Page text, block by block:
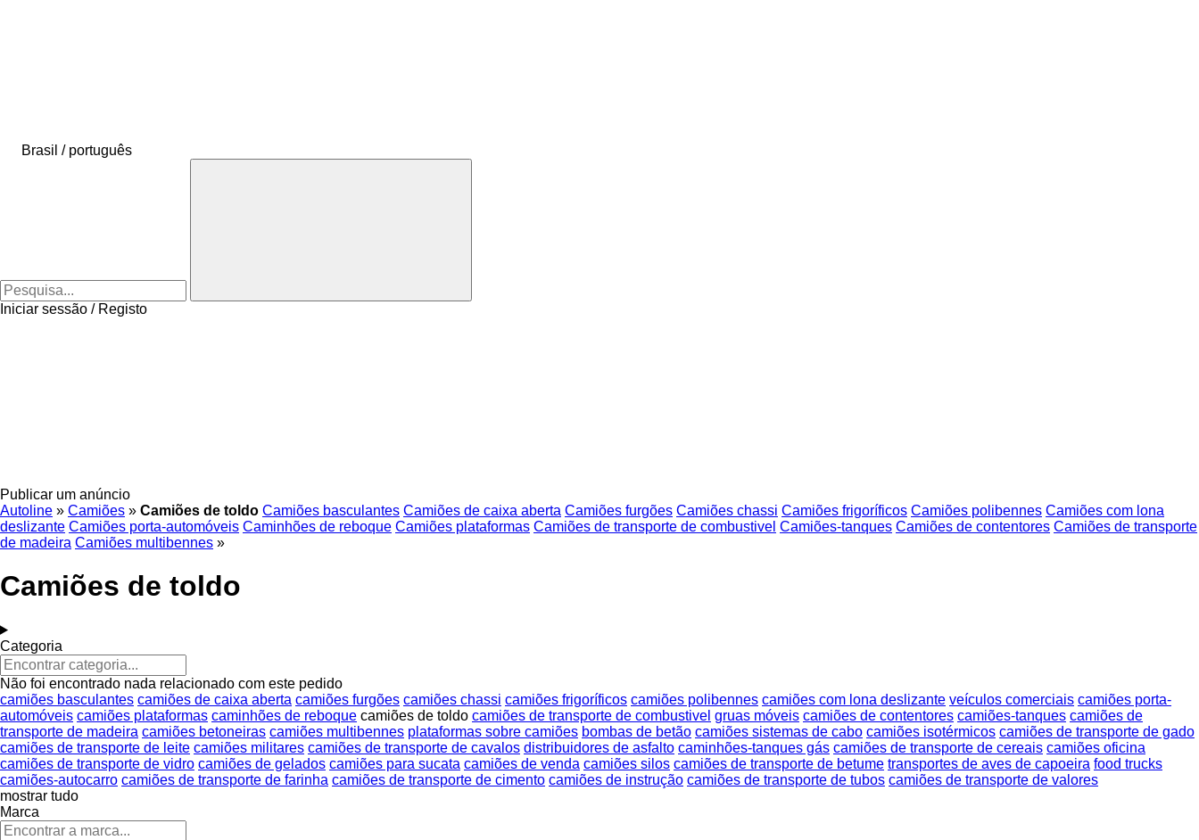
Brasil / português
Iniciar sessão / Registo
Publicar um anúncio
Autoline » Camiões » Camiões de toldo Camiões basculantes Camiões de caixa aberta Camiões furgões Camiões chassi Camiões frigoríficos Camiões polibennes Camiões com lona
deslizante Camiões porta-automóveis Caminhões de reboque Camiões plataformas Camiões de transporte de combustivel Camiões-tanques Camiões de contentores Camiões de transporte
de madeira Camiões multibennes »
Camiões de toldo
Categoria
Não foi encontrado nada relacionado com este pedido
camiões basculantes camiões de caixa aberta camiões furgões camiões chassi camiões frigoríficos camiões polibennes camiões com lona deslizante veículos comerciais camiões porta-
automóveis camiões plataformas caminhões de reboque camiões de toldo camiões de transporte de combustivel gruas móveis camiões de contentores camiões-tanques camiões de
transporte de madeira camiões betoneiras camiões multibennes plataformas sobre camiões bombas de betão camiões sistemas de cabo camiões isotérmicos camiões de transporte de gado
camiões de transporte de leite camiões militares camiões de transporte de cavalos distribuidores de asfalto caminhões-tanques gás camiões de transporte de cereais camiões oficina
camiões de transporte de vidro camiões de gelados camiões para sucata camiões de venda camiões silos camiões de transporte de betume transportes de aves de capoeira food trucks
camiões-autocarro camiões de transporte de farinha camiões de transporte de cimento camiões de instrução camiões de transporte de tubos camiões de transporte de valores
mostrar tudo
Marca